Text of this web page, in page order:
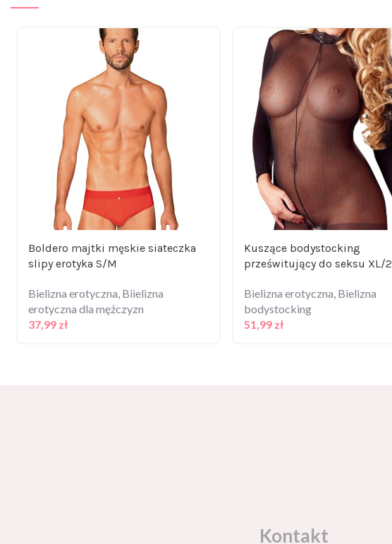
Boldero majtki męskie siateczka
slipy erotyka S/M
Bielizna erotyczna, Biielizna
erotyczna dla mężczyzn
37,99 zł
Kuszące bodystocking
prześwitujący do seksu XL/
Bielizna erotyczna, Bielizna
bodystocking
51,99 zł
Kontakt